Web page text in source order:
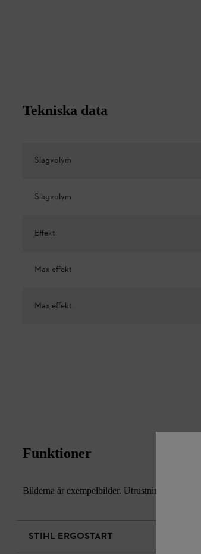
Tekniska data
Slagvolym
Slagvolym
Effekt
Max effekt
Max effekt
Funktioner
Bilderna är exempelbilder. Utrustningens
STIHL ERGOSTART